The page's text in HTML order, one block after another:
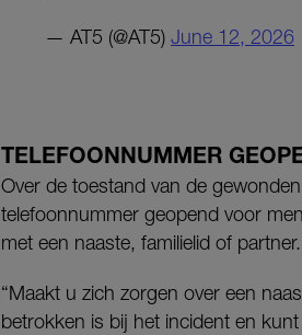
— AT5 (@AT5) June 12, 2026
TELEFOONNUMMER
Over de toestand van de
telefoonnummer geopend voor
met een naaste, familielid of partner.
“Maakt u zich zorgen over een
betrokken is bij het incident en